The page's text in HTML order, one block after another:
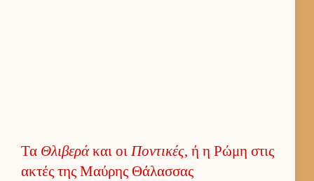
Τα Θλιβεράκαι οι Ποντικές, ή η Ρώμη στις
ακτές της Μαύρης Θάλασσας